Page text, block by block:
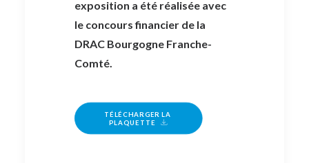
exposition a été réalisée avec
le concours financier de la
DRAC Bourgogne Franche-
Comté.
TÉLÉCHARGER LA
PLAQUETTE